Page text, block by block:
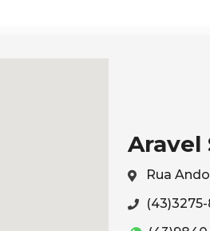
Aravel
Rua
(43)3275-